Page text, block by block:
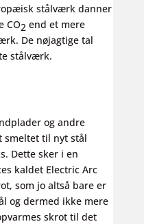
stålværk danner
CO2 end et mere
De nøjagtige tal
stålværk.
og andre
smeltet til nyt stål
Dette sker i en
kaldet Electric Arc
som jo altså bare er
og dermed ikke mere
skrot til det